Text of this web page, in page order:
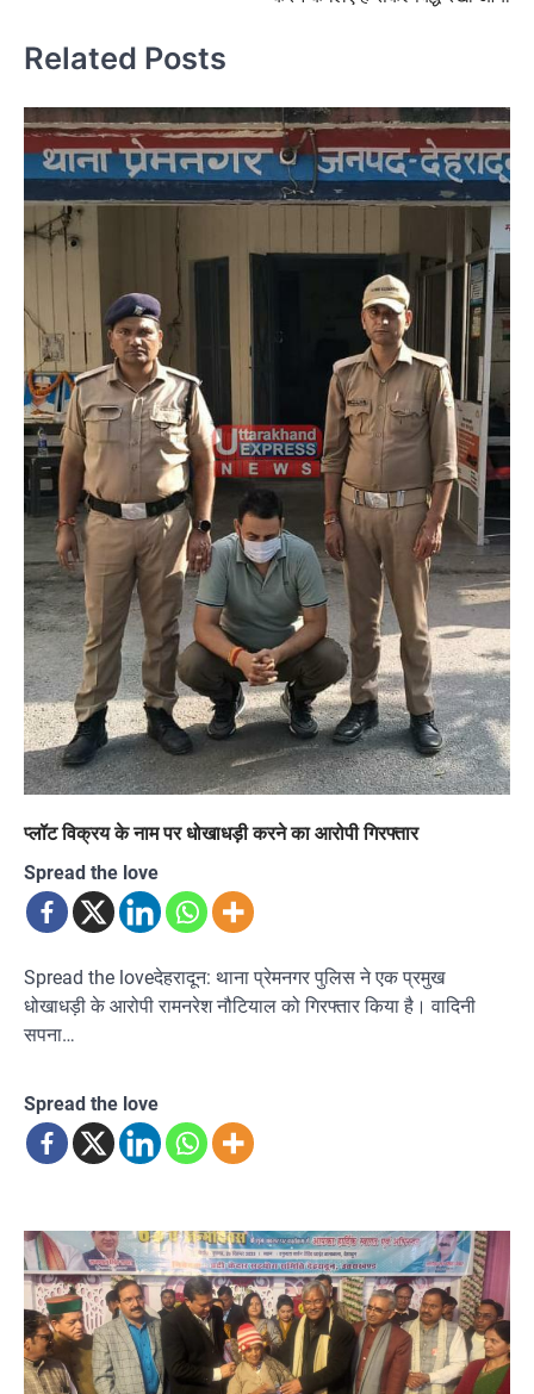
Related Posts
प्लॉट विक्रय के नाम पर धोखाधड़ी करने का आरोपी गिरफ्तार
Spread the love
Spread the loveदेहरादून: थाना प्रेमनगर पुलिस ने एक प्रमुख
धोखाधड़ी के आरोपी रामनरेश नौटियाल को गिरफ्तार किया है। वादिनी
सपना…
Spread the love